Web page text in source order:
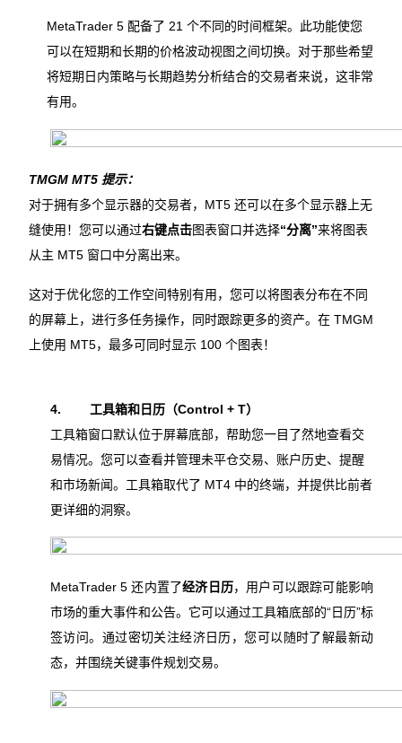
MetaTrader 5 配备了 21 个不同的时间框架。此功能使您
可以在短期和长期的价格波动视图之间切换。对于那些希望
将短期日内策略与长期趋势分析结合的交易者来说，这非常
有用。
TMGM MT5 提示：
对于拥有多个显示器的交易者，MT5 还可以在多个显示器上无
缝使用！您可以通过右键点击图表窗口并选择“分离”来将图表
从主 MT5 窗口中分离出来。
这对于优化您的工作空间特别有用，您可以将图表分布在不同
的屏幕上，进行多任务操作，同时跟踪更多的资产。在 TMGM
上使用 MT5，最多可同时显示 100 个图表！
4.
工具箱和日历（Control + T）
工具箱窗口默认位于屏幕底部，帮助您一目了然地查看交
易情况。您可以查看并管理未平仓交易、账户历史、提醒
和市场新闻。工具箱取代了 MT4 中的终端，并提供比前者
更详细的洞察。
MetaTrader 5 还内置了经济日历，用户可以跟踪可能影响
市场的重大事件和公告。它可以通过工具箱底部的“日历”标
签访问。通过密切关注经济日历，您可以随时了解最新动
态，并围绕关键事件规划交易。